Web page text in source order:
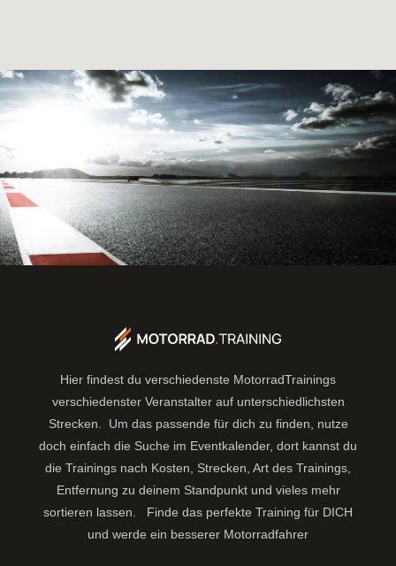
Hier findest du verschiedenste MotorradTrainings
verschiedenster Veranstalter auf unterschiedlichsten
Strecken. Um das passende für dich zu finden, nutze
doch einfach die Suche im Eventkalender, dort kannst du
die Trainings nach Kosten, Strecken, Art des Trainings,
Entfernung zu deinem Standpunkt und vieles mehr
sortieren lassen. Finde das perfekte Training für DICH
und werde ein besserer Motorradfahrer